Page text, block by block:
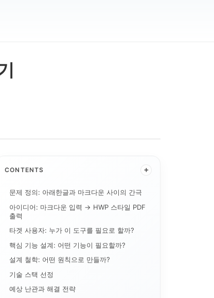
CONTENTS +
문제 정의: 아래한글과 마크다운 사이의 간극
아이디어: 마크다운 입력 → HWP 스타일 PDF
출력
타겟 사용자: 누가 이 도구를 필요로 할까?
핵심 기능 설계: 어떤 기능이 필요할까?
설계 철학: 어떤 원칙으로 만들까?
기술 스택 선정
예상 난관과 해결 전략